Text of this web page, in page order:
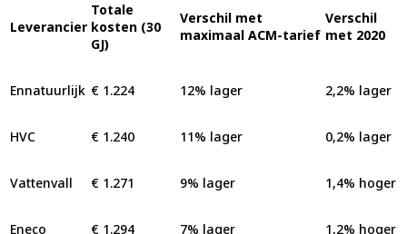
Leverancier
Totale
kosten (30
GJ)
Verschil met
maximaal ACM-tarief
Verschil
met 2020
Ennatuurlijk € 1.224 12% lager 2,2% lager
HVC € 1.240 11% lager 0,2% lager
Vattenvall € 1.271 9% lager 1,4% hoger
Eneco € 1.294 7% lager 1,2% hoger